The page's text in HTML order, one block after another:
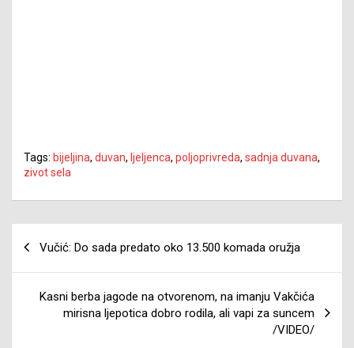
Tags: bijeljina, duvan, ljeljenca, poljoprivreda, sadnja duvana,
zivot sela
Vučić: Do sada predato oko 13.500 komada oružja
Kasni berba jagode na otvorenom, na imanju Vakčića
mirisna ljepotica dobro rodila, ali vapi za suncem
/VIDEO/